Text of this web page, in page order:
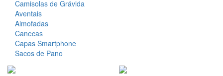
Camisolas de Grávida
Aventais
Almofadas
Canecas
Capas Smartphone
Sacos de Pano